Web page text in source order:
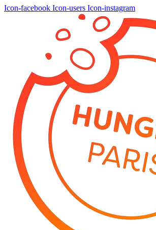
Icon-facebook Icon-users Icon-instagram